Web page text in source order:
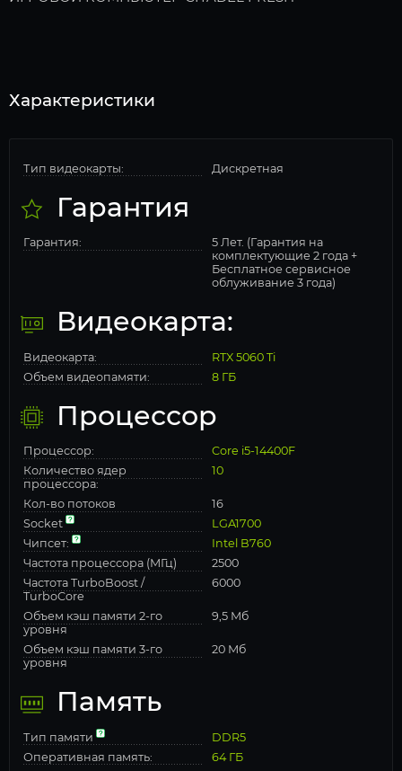
Характеристики
Тип видеокарты: Дискретная
Гарантия
Гарантия:
5 Лет. (Гарантия на
комплектующие 2 года +
Бесплатное сервисное
облуживание 3 года)
Видеокарта:
Видеокарта:
RTX 5060 Ti
Объем видеопамяти:
8 ГБ
Процессор
Процессор:
Core i5-14400F
Количество ядер
процессора:
10
Кол-во потоков
16
Socket
LGA1700
Чипсет:
Intel B760
Частота процессора (МГц)
2500
Частота TurboBoost /
TurboCore
6000
Объем кэш памяти 2-го
уровня
9,5 Мб
Объем кэш памяти 3-го
уровня
20 Мб
Память
Тип памяти
DDR5
Оперативная память:
64 ГБ